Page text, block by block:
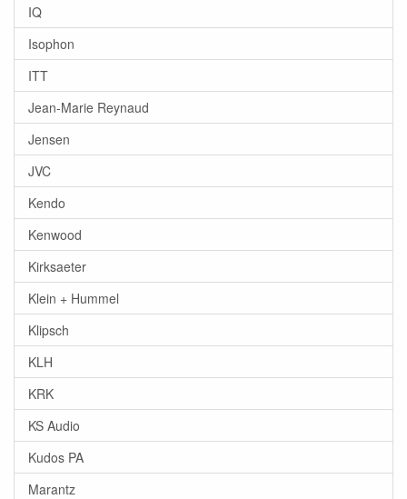
IQ
Isophon
ITT
Jean-Marie Reynaud
Jensen
JVC
Kendo
Kenwood
Kirksaeter
Klein + Hummel
Klipsch
KLH
KRK
KS Audio
Kudos PA
Marantz